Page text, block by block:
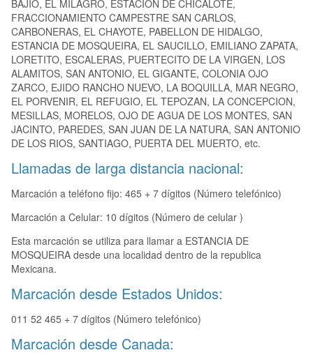
BAJIO, EL MILAGRO, ESTACION DE CHICALOTE,
FRACCIONAMIENTO CAMPESTRE SAN CARLOS,
CARBONERAS, EL CHAYOTE, PABELLON DE HIDALGO,
ESTANCIA DE MOSQUEIRA, EL SAUCILLO, EMILIANO ZAPATA,
LORETITO, ESCALERAS, PUERTECITO DE LA VIRGEN, LOS
ALAMITOS, SAN ANTONIO, EL GIGANTE, COLONIA OJO
ZARCO, EJIDO RANCHO NUEVO, LA BOQUILLA, MAR NEGRO,
EL PORVENIR, EL REFUGIO, EL TEPOZAN, LA CONCEPCION,
MESILLAS, MORELOS, OJO DE AGUA DE LOS MONTES, SAN
JACINTO, PAREDES, SAN JUAN DE LA NATURA, SAN ANTONIO
DE LOS RIOS, SANTIAGO, PUERTA DEL MUERTO, etc.
Llamadas de larga distancia nacional:
Marcación a teléfono fijo: 465 + 7 dígitos (Número telefónico)
Marcación a Celular: 10 dígitos (Número de celular )
Esta marcación se utiliza para llamar a ESTANCIA DE
MOSQUEIRA desde una localidad dentro de la republica
Mexicana.
Marcación desde Estados Unidos:
011 52 465 + 7 dígitos (Número telefónico)
Marcación desde Canada: